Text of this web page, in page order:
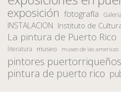
exposición fotografía
INSTALACION Instituto de
La pintura de Puerto Rico
literatura museo museo de las americas
pintores puertorriqueños
pintura de puerto rico